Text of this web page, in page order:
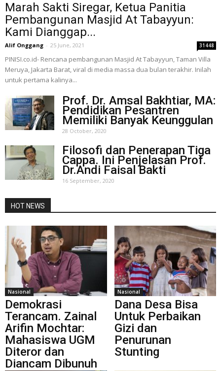
Marah Sakti Siregar, Ketua Panitia
Pembangunan Masjid At Tabayyun:
Kami Dianggap...
Alif Onggang - 25 June, 2021 31448
PINISI.co.id- Rencana pembangunan Masjid At Tabayyun, Taman Villa
Meruya, Jakarta Barat, viral di media massa dua bulan terakhir. Inilah
untuk pertama kalinya...
Prof. Dr. Amsal Bakhtiar, MA:
Pendidikan Pesantren
Memiliki Banyak Keunggulan
28 October, 2020
Filosofi dan Penerapan Tiga
Cappa. Ini Penjelasan Prof.
Dr.Andi Faisal Bakti
16 September, 2020
HOT NEWS
Nasional
Demokrasi
Terancam. Zainal
Arifin Mochtar:
Mahasiswa UGM
Diteror dan
Diancam Dibunuh
Nasional
Dana Desa Bisa
Untuk Perbaikan
Gizi dan
Penurunan
Stunting